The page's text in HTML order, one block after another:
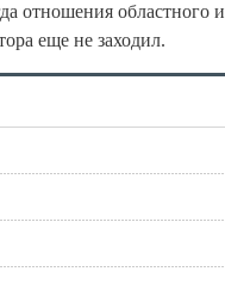
отношения областного и
еще не заходил.